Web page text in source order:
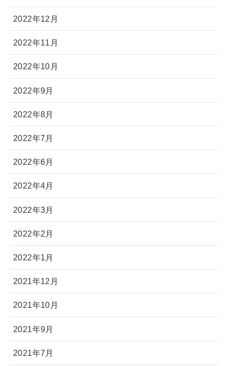
2022年12月
2022年11月
2022年10月
2022年9月
2022年8月
2022年7月
2022年6月
2022年4月
2022年3月
2022年2月
2022年1月
2021年12月
2021年10月
2021年9月
2021年7月